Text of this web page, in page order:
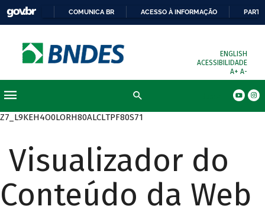
COMUNICA BR ACESSO À INFORMAÇÃO
ENGLISH
ACESSIBILIDADE
A+ A-
Z7_L9KEH4O0LORH80ALCLTPF80S71
Visualizador do
Conteúdo da Web